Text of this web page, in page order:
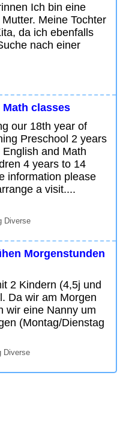
Ich bin eine
Meine Tochter
da ich ebenfalls
nach einer
classes
our 18th year of
Preschool 2 years
and Math
4 years to 14
information please
a visit....
Diverse
Morgenstunden
2 Kindern (4,5j und
Da wir am Morgen
wir eine Nanny um
(Montag/Dienstag
Diverse